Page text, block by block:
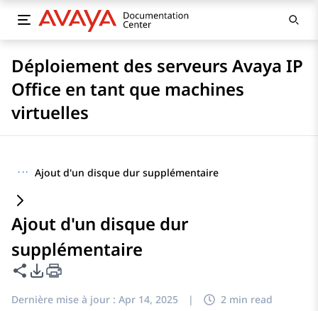
Déploiement des serveurs Avaya IP
Office en tant que machines
virtuelles
··· Ajout d'un disque dur supplémentaire
Ajout d'un disque dur
supplémentaire
Partager cette page
Options d'exportation PDF
Dernière mise à jour : Apr 14, 2025 | 2 min read